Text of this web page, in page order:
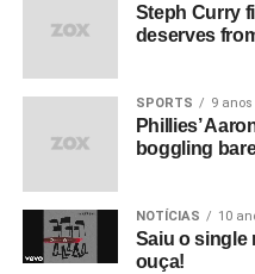
Steph Curry
deserves
SPORTS 9
Phillies’
boggling
NOTÍCIAS 10
Saiu o single
ouça!